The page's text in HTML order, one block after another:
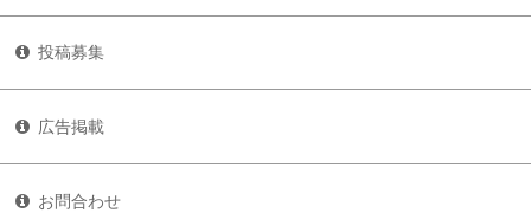
投稿募集
広告掲載
お問合わせ